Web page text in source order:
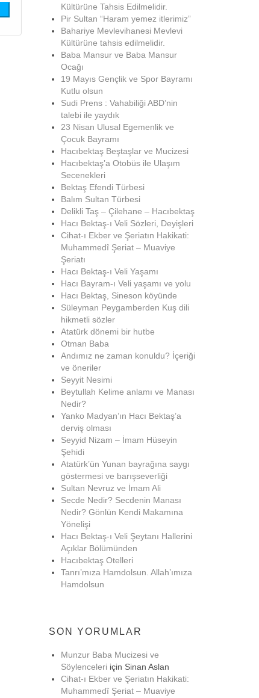
Kültürüne Tahsis Edilmelidir.
Pir Sultan “Haram yemez itlerimiz”
Bahariye Mevlevihanesi Mevlevi
Kültürüne tahsis edilmelidir.
Baba Mansur ve Baba Mansur
Ocağı
19 Mayıs Gençlik ve Spor Bayramı
Kutlu olsun
Sudi Prens : Vahabiliği ABD’nin
talebi ile yaydık
23 Nisan Ulusal Egemenlik ve
Çocuk Bayramı
Hacıbektaş Beştaşlar ve Mucizesi
Hacıbektaş’a Otobüs ile Ulaşım
Secenekleri
Bektaş Efendi Türbesi
Balım Sultan Türbesi
Delikli Taş – Çilehane – Hacıbektaş
Hacı Bektaş-ı Veli Sözleri, Deyişleri
Cihat-ı Ekber ve Şeriatın Hakikati:
Muhammedî Şeriat – Muaviye
Şeriatı
Hacı Bektaş-ı Veli Yaşamı
Hacı Bayram-ı Veli yaşamı ve yolu
Hacı Bektaş, Sineson köyünde
Süleyman Peygamberden Kuş dili
hikmetli sözler
Atatürk dönemi bir hutbe
Otman Baba
Andımız ne zaman konuldu? İçeriği
ve öneriler
Seyyit Nesimi
Beytullah Kelime anlamı ve Manası
Nedir?
Yanko Madyan’ın Hacı Bektaş’a
derviş olması
Seyyid Nizam – İmam Hüseyin
Şehidi
Atatürk’ün Yunan bayrağına saygı
göstermesi ve barışseverliği
Sultan Nevruz ve İmam Ali
Secde Nedir? Secdenin Manası
Nedir? Gönlün Kendi Makamına
Yönelişi
Hacı Bektaş-ı Veli Şeytanı Hallerini
Açıklar Bölümünden
Hacıbektaş Otelleri
Tanrı’mıza Hamdolsun. Allah’ımıza
Hamdolsun
SON YORUMLAR
Munzur Baba Mucizesi ve
Söylenceleri için Sinan Aslan
Cihat-ı Ekber ve Şeriatın Hakikati:
Muhammedî Şeriat – Muaviye